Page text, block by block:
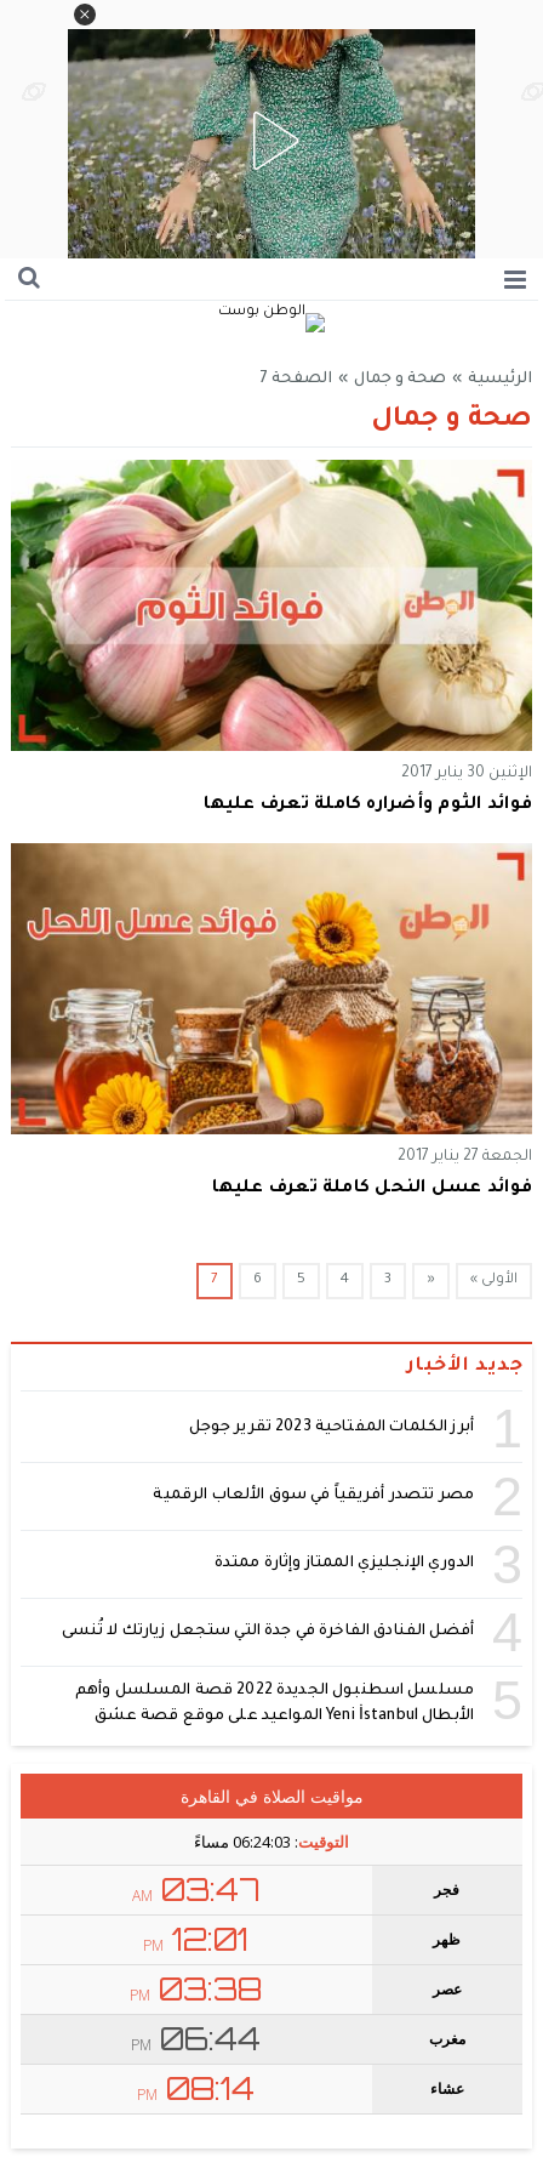
الرئيسية » صحة و جمال » الصفحة 7
صحة و جمال
الإثنين 30 يناير 2017
فوائد الثوم وأضراره كاملة تعرف عليها
الجمعة 27 يناير 2017
فوائد عسل النحل كاملة تعرف عليها
الأولى » «
3
4
5
6
7
جديد الأخبار
1 أبرز الكلمات المفتاحية 2023 تقرير جوجل
2 مصر تتصدر أفريقياً في سوق الألعاب الرقمية
3 الدوري الإنجليزي الممتاز وإثارة ممتدة
4 أفضل الفنادق الفاخرة في جدة التي ستجعل زيارتك لا تُنسى
5
مسلسل اسطنبول الجديدة 2022 قصة المسلسل وأهم
الأبطال Yeni İstanbul المواعيد على موقع قصة عشق